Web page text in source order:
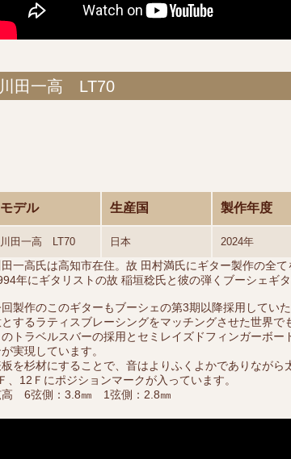
川田一高 LT70
モデル 生産国 製作年度
川田一高 LT70 日本 2024年
田一高氏は高知市在住。故 田村満氏にギター製作の全て
年にギタリストの故 稲垣稔氏と彼の弾くブーシェギ
製作のこのギターもブーシェの第3期以降採用してい
するラティスブレーシングをマッチングさせた世界で
のトラベルスバーの採用とセミレイズドフィンガーボ
が実現しています。
を杉材にすることで、音はよりふくよかでありなが
、12Ｆにポジションマークが入っています。
高 6弦側：3.8㎜ 1弦側：2.8㎜